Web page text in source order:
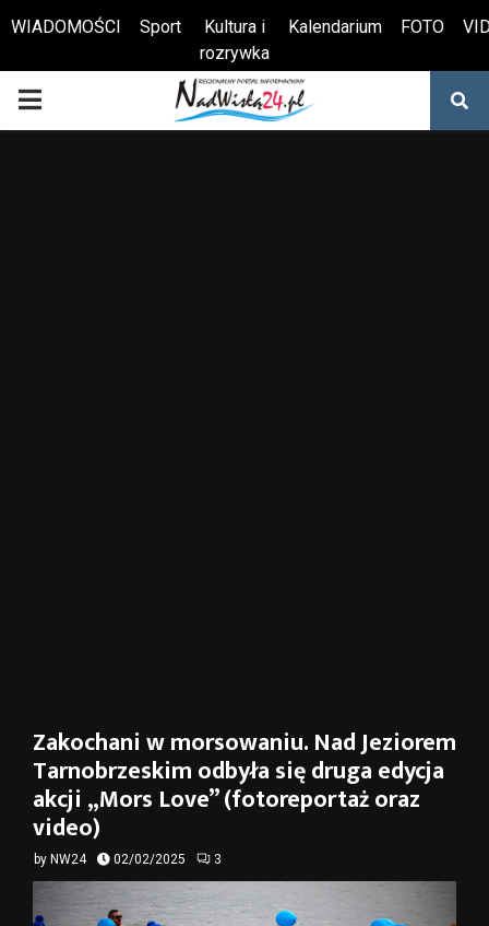
Otwórz pasek narzędzi
WIADOMOŚCI Sport
Kultura i
rozrywka
Kalendarium FOTO
PRIMARY
Zakochani w morsowaniu. Nad Jeziorem
Tarnobrzeskim odbyła się druga edycja
akcji „Mors Love” (fotoreportaż oraz
video)
by NW24 02/02/2025 3